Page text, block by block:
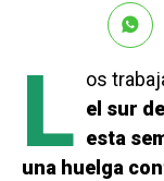
L os
el sur
esta
una huelga